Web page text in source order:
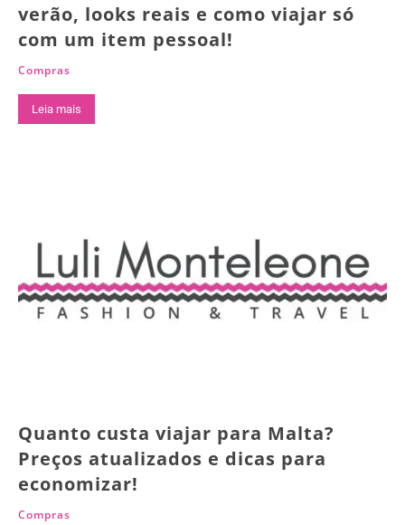
verão, looks reais e como viajar só
com um item pessoal!
Compras
Leia mais
Quanto custa viajar para Malta?
Preços atualizados e dicas para
economizar!
Compras